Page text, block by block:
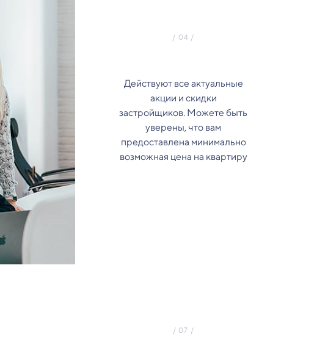
Действуют все актуальные
акции и скидки
застройщиков. Можете быть
уверены, что вам
предоставлена минимально
возможная цена на квартиру